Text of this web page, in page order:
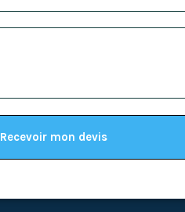
Recevoir mon devis